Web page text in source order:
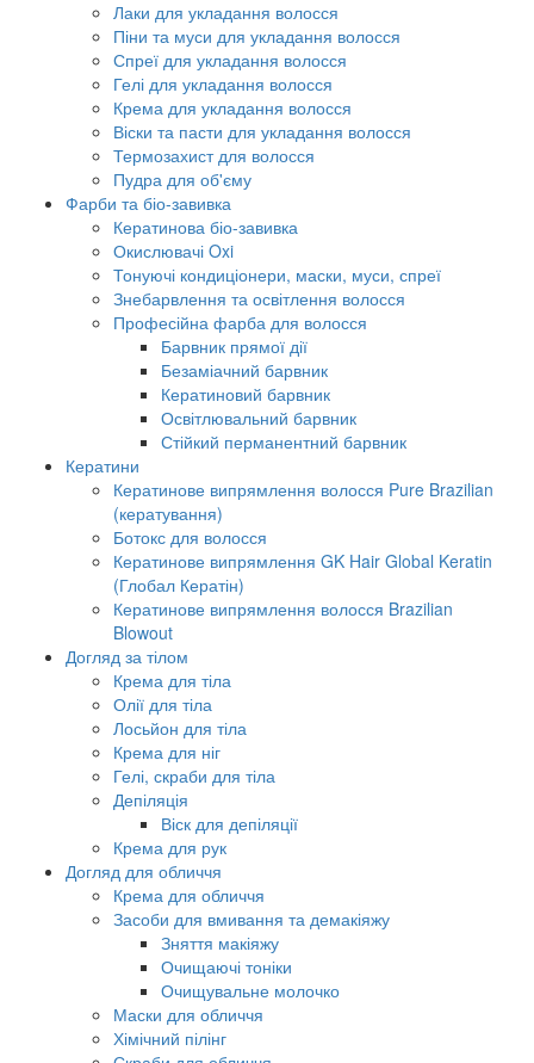
Лаки для укладання волосся
Піни та муси для укладання волосся
Спреї для укладання волосся
Гелі для укладання волосся
Крема для укладання волосся
Віски та пасти для укладання волосся
Термозахист для волосся
Пудра для об'єму
Фарби та біо-завивка
Кератинова біо-завивка
Окислювачі Oxi
Тонуючі кондиціонери, маски, муси, спреї
Знебарвлення та освітлення волосся
Професійна фарба для волосся
Барвник прямої дії
Безаміачний барвник
Кератиновий барвник
Освітлювальний барвник
Стійкий перманентний барвник
Кератини
Кератинове випрямлення волосся Pure Brazilian
(кератування)
Ботокс для волосся
Кератинове випрямлення GK Hair Global Keratin
(Глобал Кератін)
Кератинове випрямлення волосся Brazilian
Blowout
Догляд за тілом
Крема для тіла
Олії для тіла
Лосьйон для тіла
Крема для ніг
Гелі, скраби для тіла
Депіляція
Віск для депіляції
Крема для рук
Догляд для обличчя
Крема для обличчя
Засоби для вмивання та демакіяжу
Зняття макіяжу
Очищаючі тоніки
Очищувальне молочко
Маски для обличчя
Хімічний пілінг